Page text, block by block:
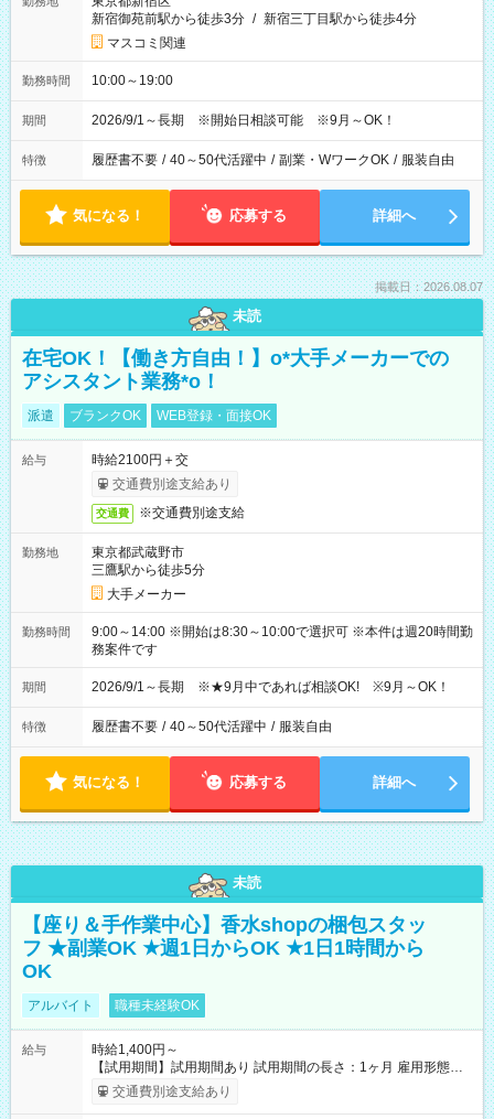
新宿御苑前駅から徒歩3分 / 新宿三丁目駅から徒歩4分
マスコミ関連
勤務時間 10:00～19:00
期間 2026/9/1～長期 ※開始日相談可能 ※9月～OK！
特徴 履歴書不要 / 40～50代活躍中 / 副業・WワークOK / 服装自由
気になる！ 応募する 詳細へ
掲載日：2026.08.07
未読
在宅OK！【働き方自由！】o*大手メーカーでの
アシスタント業務*o！
派遣 ブランクOK WEB登録・面接OK
給与
時給2100円＋交
交通費別途支給あり
交通費 ※交通費別途支給
勤務地
東京都武蔵野市
三鷹駅から徒歩5分
大手メーカー
勤務時間
9:00～14:00 ※開始は8:30～10:00で選択可 ※本件は週20時間勤
務案件です
期間 2026/9/1～長期 ※★9月中であれば相談OK! ※9月～OK！
特徴 履歴書不要 / 40～50代活躍中 / 服装自由
気になる！ 応募する 詳細へ
未読
【座り＆手作業中心】香水shopの梱包スタッ
フ ★副業OK ★週1日からOK ★1日1時間から
OK
アルバイト 職種未経験OK
給与
時給1,400円～
【試用期間】試用期間あり 試用期間の長さ：1ヶ月 雇用形態、
給与は本採用時と同じです。
交通費別途支給あり